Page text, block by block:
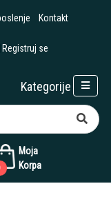
Kontakt
Registruj se
Moja
Korpa
Kategorije